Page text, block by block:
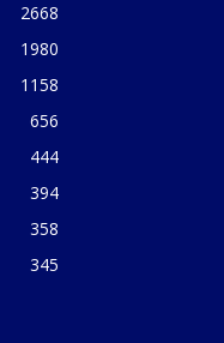
2668
1980
1158
656
444
394
358
345